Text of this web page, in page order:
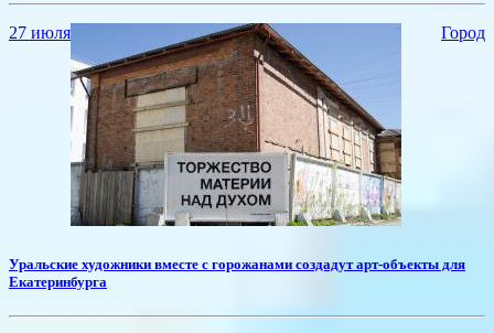
27 июля Город
Уральские художники вместе с горожанами создадут арт-объекты для
Екатеринбурга